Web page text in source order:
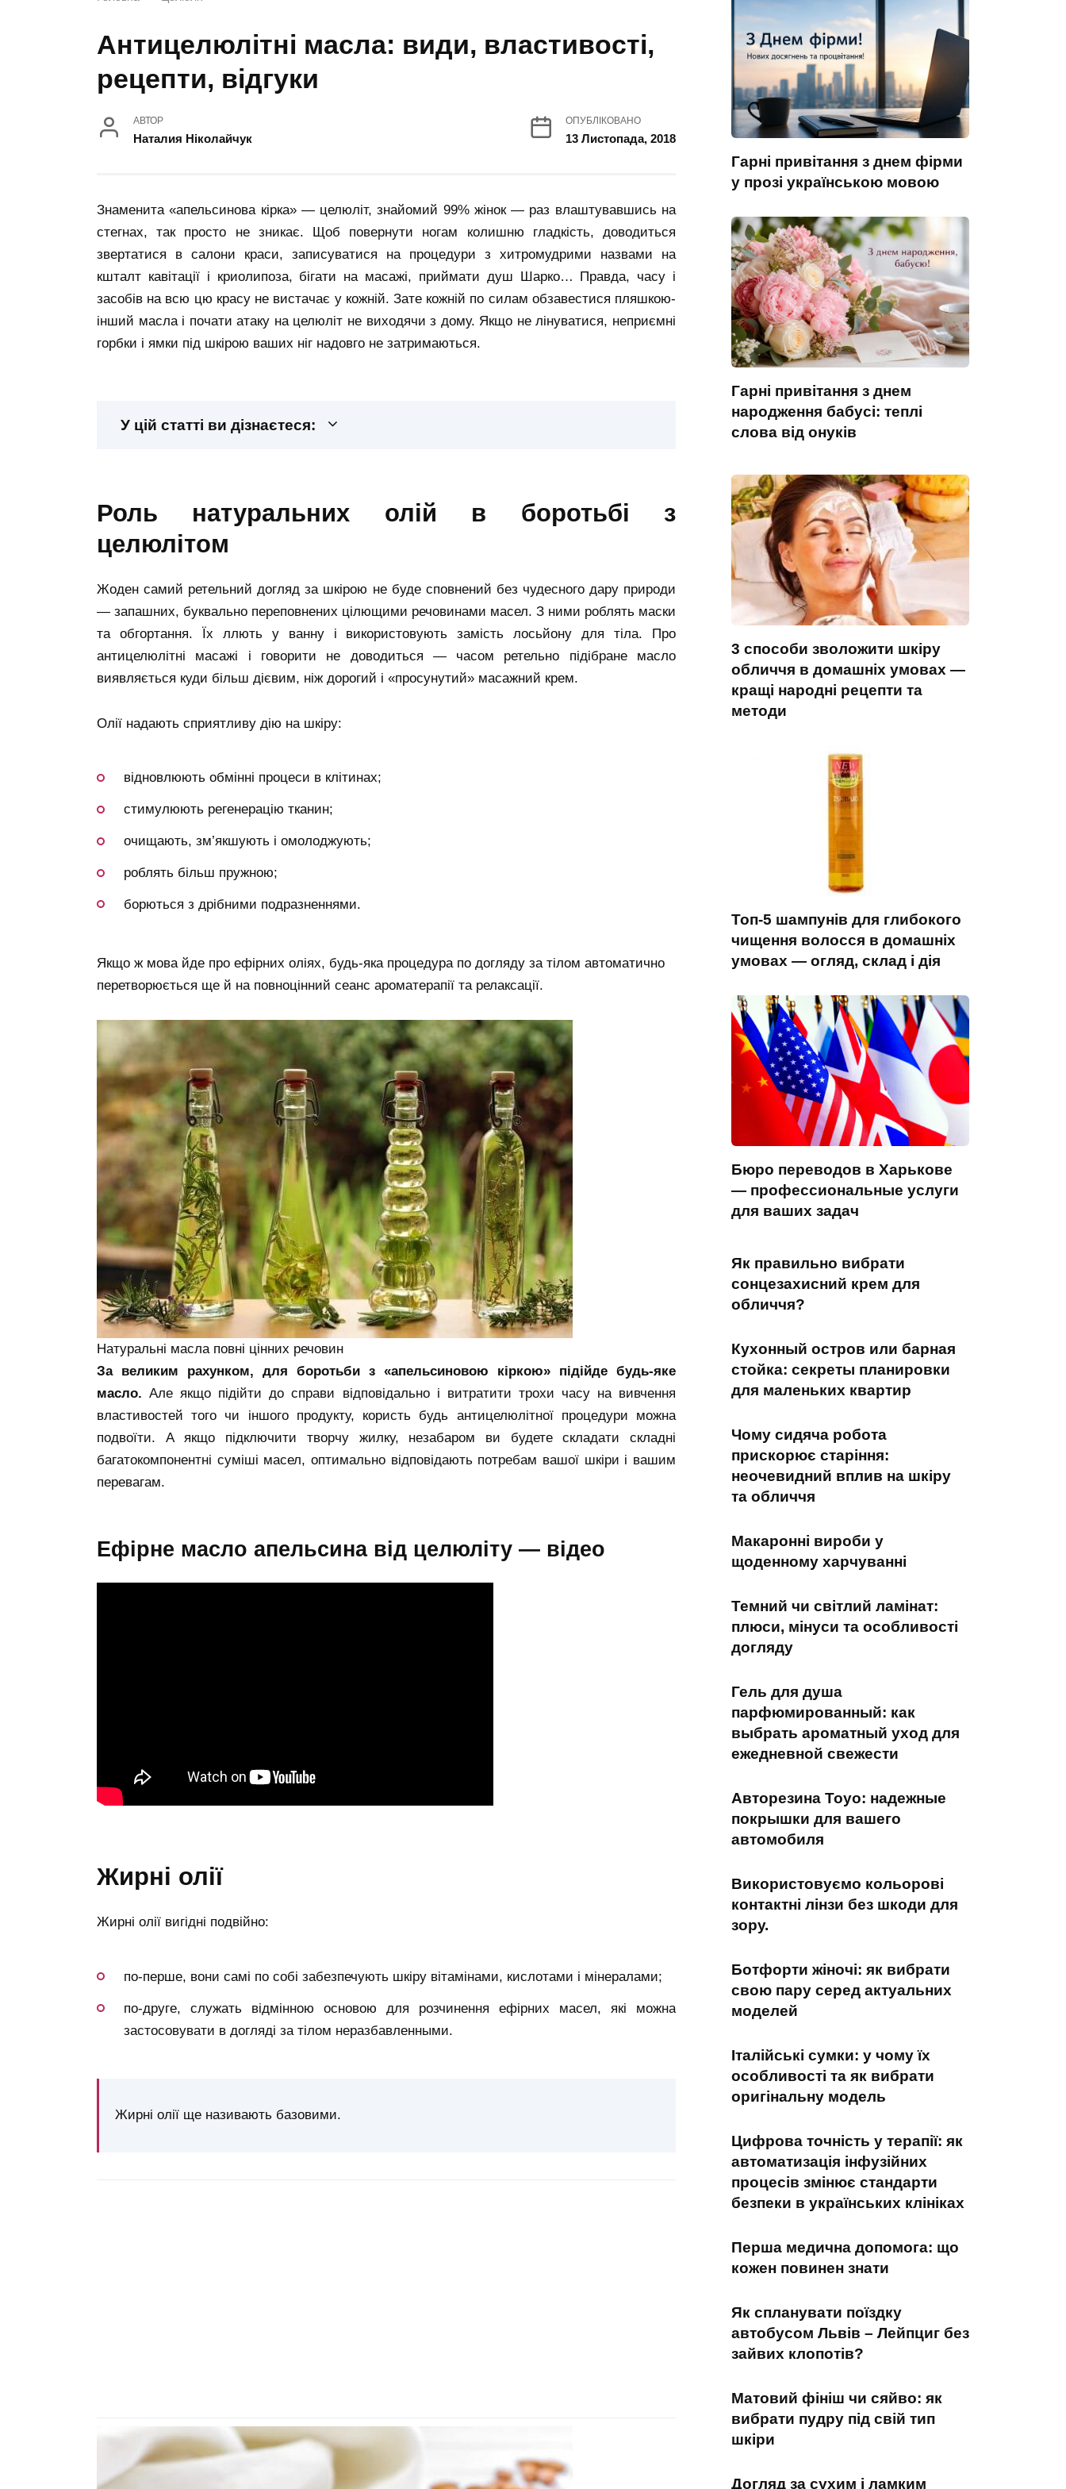
Антицелюлітні масла: види, властивості,
рецепти, відгуки
АВТОР
Наталия Ніколайчук
ОПУБЛІКОВАНО
13 Листопада, 2018
Знаменита «апельсинова кірка» — целюліт, знайомий 99% жінок — раз влаштувавшись на
стегнах, так просто не зникає. Щоб повернути ногам колишню гладкість, доводиться
звертатися в салони краси, записуватися на процедури з хитромудрими назвами на
кшталт кавітації і криолипоза, бігати на масажі, приймати душ Шарко… Правда, часу і
засобів на всю цю красу не вистачає у кожній. Зате кожній по силам обзавестися пляшкою-
інший масла і почати атаку на целюліт не виходячи з дому. Якщо не лінуватися, неприємні
горбки і ямки під шкірою ваших ніг надовго не затримаються.
У цій статті ви дізнаєтеся:
роль натуральних олій в боротьбі з
целюлітом
Жоден самий ретельний догляд за шкірою не буде сповнений без чудесного дару природи
— запашних, буквально переповнених цілющими речовинами масел. З ними роблять маски
та обгортання. Їх ллють у ванну і використовують замість лосьйону для тіла. Про
антицелюлітні масажі і говорити не доводиться — часом ретельно підібране масло
виявляється куди більш дієвим, ніж дорогий і «просунутий» масажний крем.
Олії надають сприятливу дію на шкіру:
відновлюють обмінні процеси в клітинах;
стимулюють регенерацію тканин;
очищають, зм’якшують і омолоджують;
роблять більш пружною;
борються з дрібними подразненнями.
Якщо ж мова йде про ефірних оліях, будь-яка процедура по догляду за тілом автоматично
перетворюється ще й на повноцінний сеанс ароматерапії та релаксації.
Натуральні масла повні цінних речовин
За великим рахунком, для боротьби з «апельсиновою кіркою» підійде будь-яке
масло.Але якщо підійти до справи відповідально і витратити трохи часу на вивчення
властивостей того чи іншого продукту, користь будь антицелюлітної процедури можна
подвоїти. А якщо підключити творчу жилку, незабаром ви будете складати складні
багатокомпонентні суміші масел, оптимально відповідають потребам вашої шкіри і вашим
перевагам.
ефірне масло апельсина від целюліту — відео
жирні олії
Жирні олії вигідні подвійно:
по-перше, вони самі по собі забезпечують шкіру вітамінами, кислотами і мінералами;
по-друге, служать відмінною основою для розчинення ефірних масел, які можна
застосовувати в догляді за тілом неразбавленными.
Жирні олії ще називають базовими.
Гарні привітання з днем фірми
у прозі українською мовою
Гарні привітання з днем
народження бабусі: теплі
слова від онуків
3 способи зволожити шкіру
обличчя в домашніх умовах —
кращі народні рецепти та
методи
Топ-5 шампунів для глибокого
чищення волосся в домашніх
умовах — огляд, склад і дія
Бюро переводов в Харькове
— профессиональные услуги
для ваших задач
Як правильно вибрати
сонцезахисний крем для
обличчя?
Кухонный остров или барная
стойка: секреты планировки
для маленьких квартир
Чому сидяча робота
прискорює старіння:
неочевидний вплив на шкіру
та обличчя
Макаронні вироби у
щоденному харчуванні
Темний чи світлий ламінат:
плюси, мінуси та особливості
догляду
Гель для душа
парфюмированный: как
выбрать ароматный уход для
ежедневной свежести
Авторезина Toyo: надежные
покрышки для вашего
автомобиля
Використовуємо кольорові
контактні лінзи без шкоди для
зору.
Ботфорти жіночі: як вибрати
свою пару серед актуальних
моделей
Італійські сумки: у чому їх
особливості та як вибрати
оригінальну модель
Цифрова точність у терапії: як
автоматизація інфузійних
процесів змінює стандарти
безпеки в українських клініках
Перша медична допомога: що
кожен повинен знати
Як спланувати поїздку
автобусом Львів – Лейпциг без
зайвих клопотів?
Матовий фініш чи сяйво: як
вибрати пудру під свій тип
шкіри
Догляд за сухим і ламким